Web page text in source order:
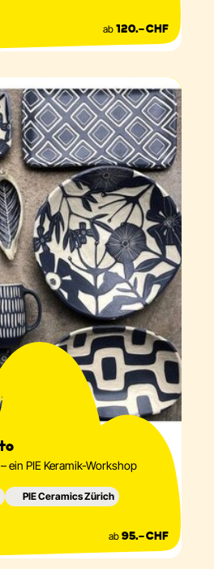
ab 120.– CHF
ein PIE Keramik-Workshop
PIE Ceramics Zürich
ab 95.– CHF